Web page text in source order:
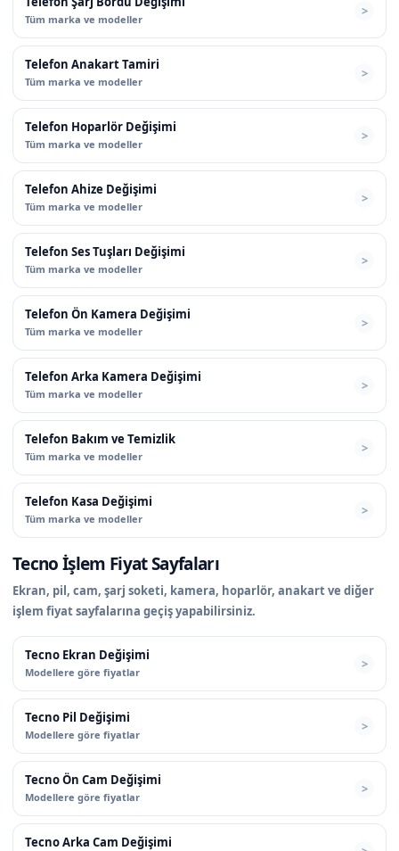
Tüm marka ve modeller
Telefon Anakart Tamiri
Tüm marka ve modeller
Telefon Hoparlör Değişimi
Tüm marka ve modeller
Telefon Ahize Değişimi
Tüm marka ve modeller
Telefon Ses Tuşları Değişimi
Tüm marka ve modeller
Telefon Ön Kamera Değişimi
Tüm marka ve modeller
Telefon Arka Kamera Değişimi
Tüm marka ve modeller
Telefon Bakım ve Temizlik
Tüm marka ve modeller
Telefon Kasa Değişimi
Tüm marka ve modeller
Tecno İşlem Fiyat Sayfaları
Ekran, pil, cam, şarj soketi, kamera, hoparlör, anakart ve diğer
işlem fiyat sayfalarına geçiş yapabilirsiniz.
Tecno Ekran Değişimi
Modellere göre fiyatlar
Tecno Pil Değişimi
Modellere göre fiyatlar
Tecno Ön Cam Değişimi
Modellere göre fiyatlar
Tecno Arka Cam Değişimi